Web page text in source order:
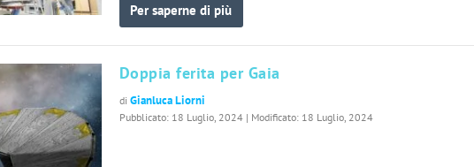
Per saperne di più
Doppia ferita per Gaia
di Gianluca Liorni
Pubblicato: 18 Luglio, 2024 | Modificato: 18 Luglio, 2024